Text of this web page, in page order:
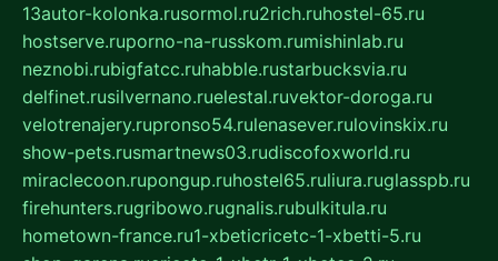
13autor-kolonka.rusormol.ru2rich.ruhostel-65.ru
hostserve.ruporno-na-russkom.rumishinlab.ru
neznobi.rubigfatcc.ruhabble.rustarbucksvia.ru
delfinet.rusilvernano.ruelestal.ruvektor-doroga.ru
velotrenajery.rupronso54.rulenasever.rulovinskix.ru
show-pets.rusmartnews03.rudiscofoxworld.ru
miraclecoon.rupongup.ruhostel65.ruliura.ruglasspb.ru
firehunters.rugribowo.rugnalis.rubulkitula.ru
hometown-france.ru1-xbeticricetc-1-xbetti-5.ru